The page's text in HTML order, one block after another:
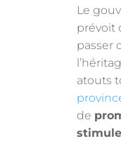
Le
prévoit
passer
atouts
de